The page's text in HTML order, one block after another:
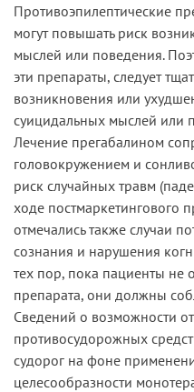
Противоэпилептические
могут повышать риск
мыслей или поведения.
эти препараты, следует
возникновения или
суицидальных мыслей или
Лечение прегабалином
головокружением и
риск случайных травм
ходе постмаркетингового
отмечались также случаи
сознания и нарушения
тех пор, пока пациенты
препарата, они должны
Сведений о возможности
противосудорожных
судорог на фоне
целесообразности